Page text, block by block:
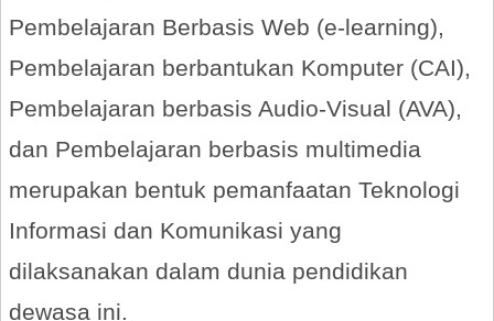
Pembelajaran Berbasis Web (e-learning),
Pembelajaran berbantukan Komputer (CAI),
Pembelajaran berbasis Audio-Visual (AVA),
dan Pembelajaran berbasis multimedia
merupakan bentuk pemanfaatan Teknologi
Informasi dan Komunikasi yang
dilaksanakan dalam dunia pendidikan
dewasa ini.